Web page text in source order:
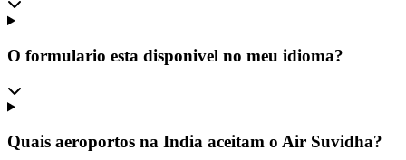
O formulario esta disponivel no meu idioma?
Quais aeroportos na India aceitam o Air Suvidha?